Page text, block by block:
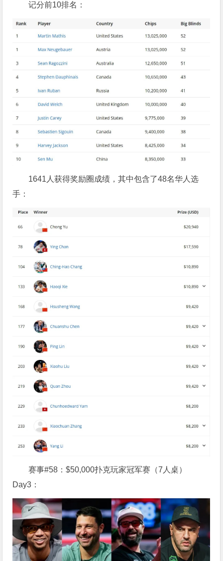
记分前10排名：
1641人获得奖励圈成绩，其中包含了48名华人选
手：
赛事#58：$50,000扑克玩家冠军赛（7人桌）
Day3：